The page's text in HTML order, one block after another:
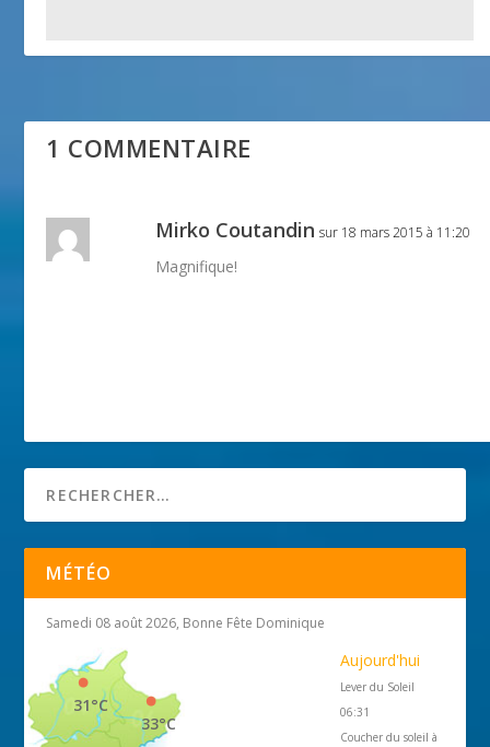
1 COMMENTAIRE
Mirko Coutandin sur 18 mars 2015 à 11:20
Magnifique!
MÉTÉO
Samedi 08 août 2026, Bonne Fête Dominique
33°C
31°C
Aujourd'hui
Lever du Soleil
06:31
Coucher du soleil à